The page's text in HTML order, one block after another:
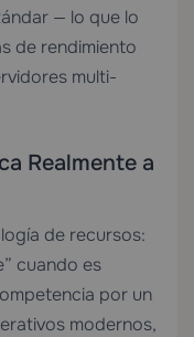
— lo que lo
de rendimiento
multi-
Realmente a
de recursos:
cuando es
por un
modernos,